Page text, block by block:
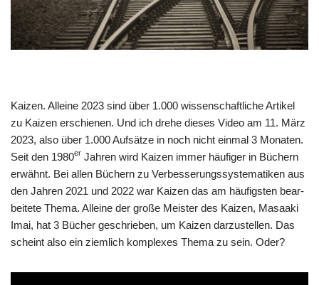
Kai­zen. Allei­ne 2023 sind über 1.000 wis­sen­schaft­li­che Arti­kel
zu Kai­zen erschie­nen. Und ich dre­he die­ses Video am 11. März
2023, also über 1.000 Auf­sät­ze in noch nicht ein­mal 3 Mona­ten.
Seit den 1980er Jah­ren wird Kai­zen immer häu­fi­ger in Büchern
erwähnt. Bei allen Büchern zu Ver­bes­se­rungs­sy­ste­ma­ti­ken aus
den Jah­ren 2021 und 2022 war Kai­zen das am häu­fig­sten bear­
bei­te­te The­ma. Allei­ne der gro­ße Mei­ster des Kai­zen, Masaa­ki
Imai, hat 3 Bücher geschrie­ben, um Kai­zen dar­zu­stel­len. Das
scheint also ein ziem­lich kom­ple­xes The­ma zu sein. Oder?